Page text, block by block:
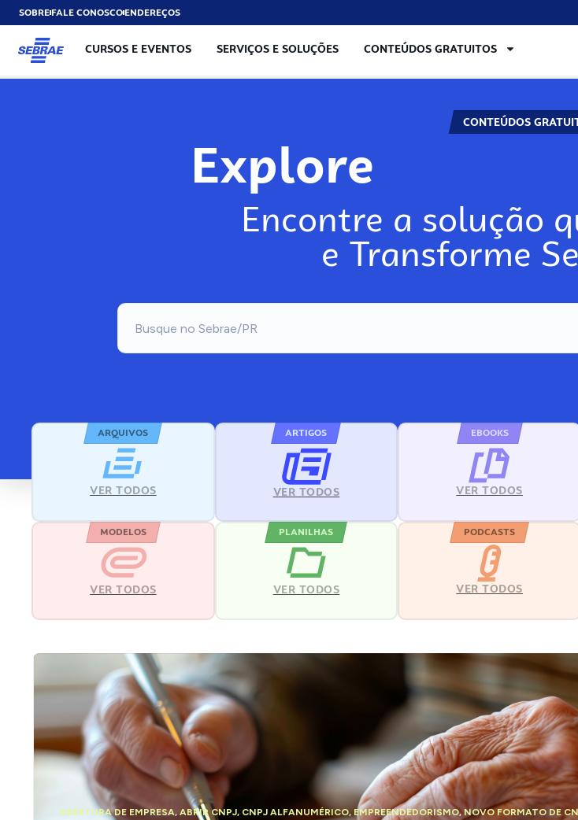
SOBREFALE CONOSCOENDEREÇOS
CURSOS E EVENTOS SERVIÇOS E SOLUÇÕES CONTEÚDOS GRATUITOS
CONTEÚDOS
Explore
Encontre a solução
e Transforme
ARQUIVOS
VER TODOS
ARTIGOS
VER TODOS
EBOOKS
VER TODOS
MODELOS
VER TODOS
PLANILHAS
VER TODOS
PODCASTS
VER TODOS
ABERTURA DE EMPRESA,ABRIR CNPJ, CNPJ ALFANUMÉRICO, EMPREENDEDORISMO,NOVO FORMATO DE